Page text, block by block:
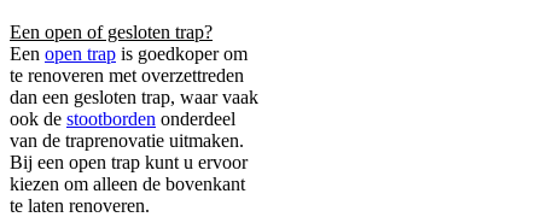
Een open of gesloten trap?
Een open trap is goedkoper om
te renoveren met overzettreden
dan een gesloten trap, waar vaak
ook de stootborden onderdeel
van de traprenovatie uitmaken.
Bij een open trap kunt u ervoor
kiezen om alleen de bovenkant
te laten renoveren.